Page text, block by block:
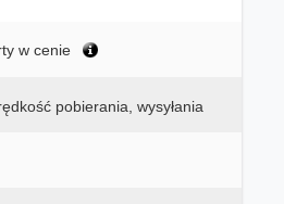
w cenie
pobierania, wysyłania